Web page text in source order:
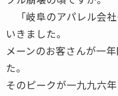
「岐阜のアパレル会
いきました。
メーンのお客さんが一
た。
そのピークが一九九六